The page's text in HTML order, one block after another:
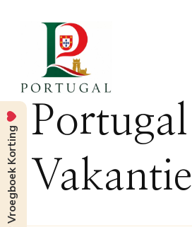
Portugal
Vakantie
Vroegboek Korting